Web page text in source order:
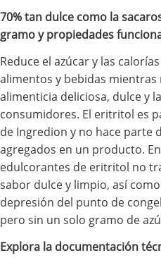
70% tan dulce como la
gramo y propiedades
Reduce el azúcar y las
alimentos y bebidas
alimenticia deliciosa, dulce y
consumidores. El eritritol es
de Ingredion y no hace parte
agregados en un producto.
edulcorantes de eritritol no
sabor dulce y limpio, así
depresión del punto de
pero sin un solo gramo de
Explora la documentación